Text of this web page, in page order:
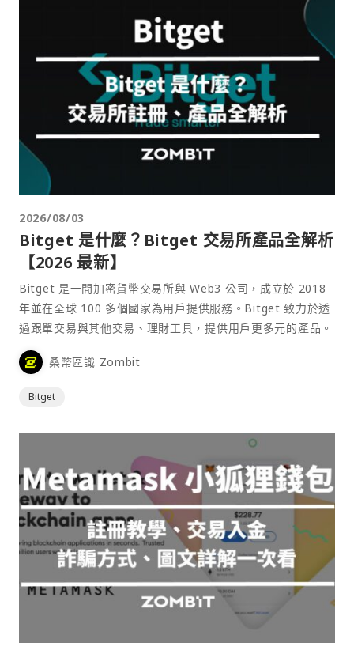
2026/08/03
Bitget 是什麼？Bitget 交易所產品全解析
【2026 最新】
Bitget 是一間加密貨幣交易所與 Web3 公司，成立於 2018
年並在全球 100 多個國家為用戶提供服務。Bitget 致力於透
過跟單交易與其他交易、理財工具，提供用戶更多元的產品。
桑幣區識 Zombit
Bitget